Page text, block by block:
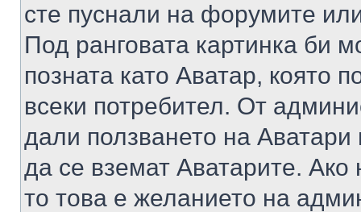
сте пуснали на форумите
Под ранговата картинка би
позната като Аватар, която
всеки потребител. От
дали ползването на
да се вземат Аватарите.
то това е желанието на